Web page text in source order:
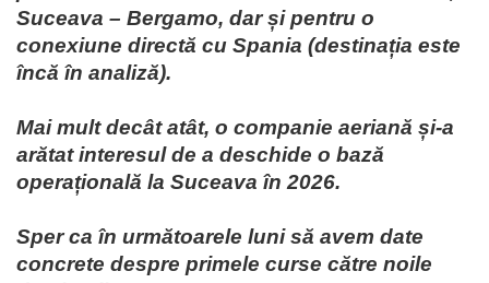
Suceava – Bergamo, dar și pentru o
conexiune directă cu Spania (destinația este
încă în analiză).
Mai mult decât atât, o companie aeriană și-a
arătat interesul de a deschide o bază
operațională la Suceava în 2026.
Sper ca în următoarele luni să avem date
concrete despre primele curse către noile